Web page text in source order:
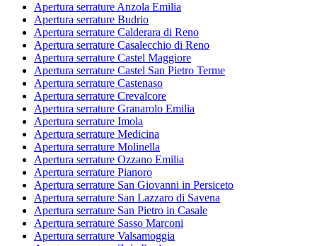
Apertura serrature Anzola Emilia
Apertura serrature Budrio
Apertura serrature Calderara di Reno
Apertura serrature Casalecchio di Reno
Apertura serrature Castel Maggiore
Apertura serrature Castel San Pietro Terme
Apertura serrature Castenaso
Apertura serrature Crevalcore
Apertura serrature Granarolo Emilia
Apertura serrature Imola
Apertura serrature Medicina
Apertura serrature Molinella
Apertura serrature Ozzano Emilia
Apertura serrature Pianoro
Apertura serrature San Giovanni in Persiceto
Apertura serrature San Lazzaro di Savena
Apertura serrature San Pietro in Casale
Apertura serrature Sasso Marconi
Apertura serrature Valsamoggia